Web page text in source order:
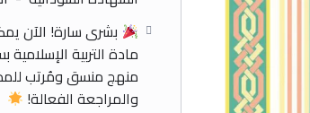
بشرى سارة! الآن
مادة التربية
منهج منسق ومُرتب
والمراجعة الفعالة!